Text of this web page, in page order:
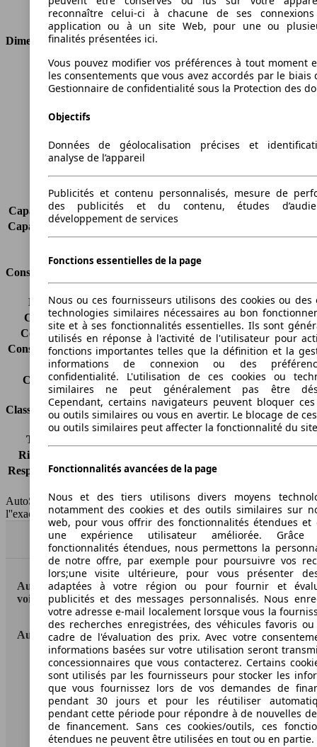
Type de traction
4 roues permanent
Dimensions
Longueur
4575 mm
Hauteur
1675 mm
Empattement
Charge maximale
448 kg
Portes
Sièges
5
Charge sur toit
-
Capacité de remorquage (sans freins) 600 kg
Capacité de remorquage (avec freins)
Consommation
Émissions de CO2*
175 g/km (komb.)
Consommation (ville)
10.0 l/100km
Consommation (route)
6.0 l/100km
Consommation (combinée)* 7.5 l/100km
Classe d'émissions
Euro 5
Capacité du réservoir
58 l
Classes d'assurance
Tous risques
Risques partiels
Responsabilité civile -
AutoScout24 France SAS décline toute responsabilité concernant
l''exactitude des indications fournies.
Haut
AutoScout24: la plus grande plateforme en ligne de
voitures en Europe
AutoScout24
A propos d'AutoScout24
Conditions d'utilisation
Informations légales
Protection des données
reconnaître celui-ci à chacune de ses
application ou à un site Web, pour une ou
finalités présentées ici.
Vous pouvez modifier vos préférences à tout moment
les consentements que vous avez accordés par le biais
Gestionnaire de confidentialité sous la Protection des
Objectifs
Données de géolocalisation précises et
analyse de l’appareil
Publicités et contenu personnalisés, mesure de
des publicités et du contenu, études
développement de services
Fonctions essentielles de la page
Nous ou ces fournisseurs utilisons des cookies ou des
technologies similaires nécessaires au bon
site et à ses fonctionnalités essentielles. Ils sont
utilisés en réponse à l'activité de l'utilisateur pour
fonctions importantes telles que la définition et la
informations de connexion ou des
confidentialité. L'utilisation de ces cookies ou
similaires ne peut généralement pas être
Cependant, certains navigateurs peuvent bloquer ces
ou outils similaires ou vous en avertir. Le blocage de
ou outils similaires peut affecter la fonctionnalité du
Fonctionnalités avancées de la page
Nous et des tiers utilisons divers moyens
notamment des cookies et des outils similaires sur
web, pour vous offrir des fonctionnalités étendues et
une expérience utilisateur améliorée.
fonctionnalités étendues, nous permettons la
de notre offre, par exemple pour poursuivre vos
lors;une visite ultérieure, pour vous présenter
adaptées à votre région ou pour fournir et
publicités et des messages personnalisés. Nous
votre adresse e-mail localement lorsque vous la
des recherches enregistrées, des véhicules favoris
cadre de l'évaluation des prix. Avec votre
informations basées sur votre utilisation seront
concessionnaires que vous contacterez. Certains
sont utilisés par les fournisseurs pour stocker les
que vous fournissez lors de vos demandes de
pendant 30 jours et pour les réutiliser
pendant cette période pour répondre à de nouvelles
de financement. Sans ces cookies/outils, ces
étendues ne peuvent être utilisées en tout ou en partie.